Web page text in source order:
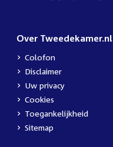
Over Tweedekamer.nl
Colofon
Disclaimer
Uw privacy
Cookies
Toegankelijkheid
Sitemap